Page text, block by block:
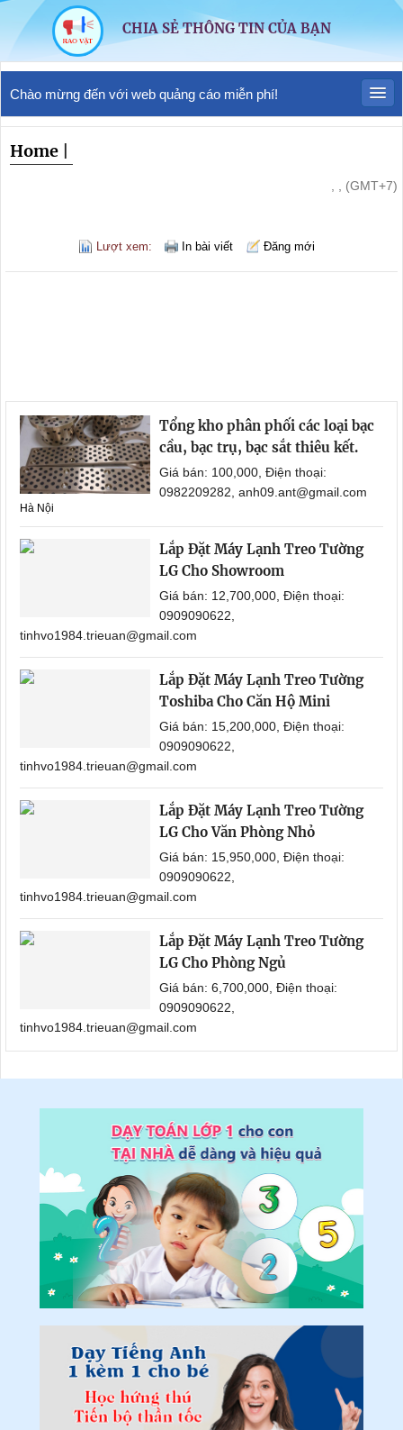
CHIA SẺ THÔNG TIN CỦA BẠN
Chào mừng đến với web quảng cáo miễn phí!
Home
, , (GMT+7)
Lượt xem: In bài viết Đăng mới
Tổng kho phân phối các loại bạc
cầu, bạc trụ, bạc sắt thiêu kết.
Giá bán: 100,000, Điện thoại:
0982209282, anh09.ant@gmail.com
Hà Nội
Lắp Đặt Máy Lạnh Treo Tường
LG Cho Showroom
Giá bán: 12,700,000, Điện thoại:
0909090622,
tinhvo1984.trieuan@gmail.com
Lắp Đặt Máy Lạnh Treo Tường
Toshiba Cho Căn Hộ Mini
Giá bán: 15,200,000, Điện thoại:
0909090622,
tinhvo1984.trieuan@gmail.com
Lắp Đặt Máy Lạnh Treo Tường
LG Cho Văn Phòng Nhỏ
Giá bán: 15,950,000, Điện thoại:
0909090622,
tinhvo1984.trieuan@gmail.com
Lắp Đặt Máy Lạnh Treo Tường
LG Cho Phòng Ngủ
Giá bán: 6,700,000, Điện thoại:
0909090622,
tinhvo1984.trieuan@gmail.com